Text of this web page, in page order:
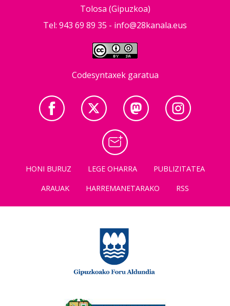
Tolosa (Gipuzkoa)
Tel: 943 69 89 35 - info@28kanala.eus
Codesyntaxek garatua
HONI BURUZ LEGE OHARRA
PUBLIZITATEA
ARAUAK
HARREMANETARAKO RSS